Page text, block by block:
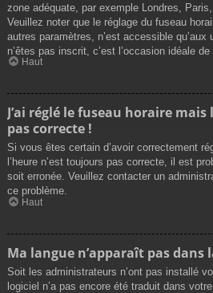
zone adéquate, par exemple Londres,
Veuillez noter que le réglage du fuseau
autres paramètres, n’est accessible
n’êtes pas inscrit, c’est l’occasion idéale de
Haut
J’ai réglé le fuseau horaire mais
pas correcte !
Si vous êtes certain d’avoir correctement
l’heure n’est toujours pas correcte, il est
soit erronée. Veuillez contacter un
ce problème.
Haut
Ma langue n’apparaît pas dans
Soit les administrateurs n’ont pas installé
logiciel n’a pas encore été traduit dans